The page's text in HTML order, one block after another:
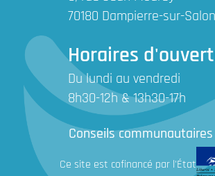
70180 Dampierre-sur-Salon
Horaires
Du lundi au vendredi
8h30-12h & 13h30-17h
Conseils communautaires
Ce site est cofinancé par l'État